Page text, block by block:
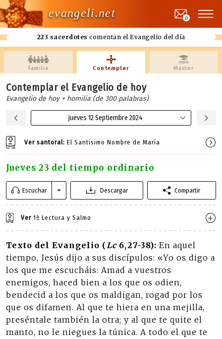
evangeli.net
223 sacerdotes comentan el Evangelio del día
0
Familia Contemplar Master
Contemplar el Evangelio de hoy
Evangelio de hoy + homilia (de 300 palabras)
jueves 12 Septiembre 2024
Ver santoral: El Santísimo Nombre de María
Jueves 23 del tiempo ordinario
Escuchar Descargar Compartir
Ver 1ª Lectura y Salmo
Texto del Evangelio (Lc6,27-38): En aquel
tiempo, Jesús dijo a sus discípulos: «Yo os digo a
los que me escucháis: Amad a vuestros
enemigos, haced bien a los que os odien,
bendecid a los que os maldigan, rogad por los
que os difamen. Al que te hiera en una mejilla,
preséntale también la otra; y al que te quite el
manto, no le niegues la túnica. A todo el que te